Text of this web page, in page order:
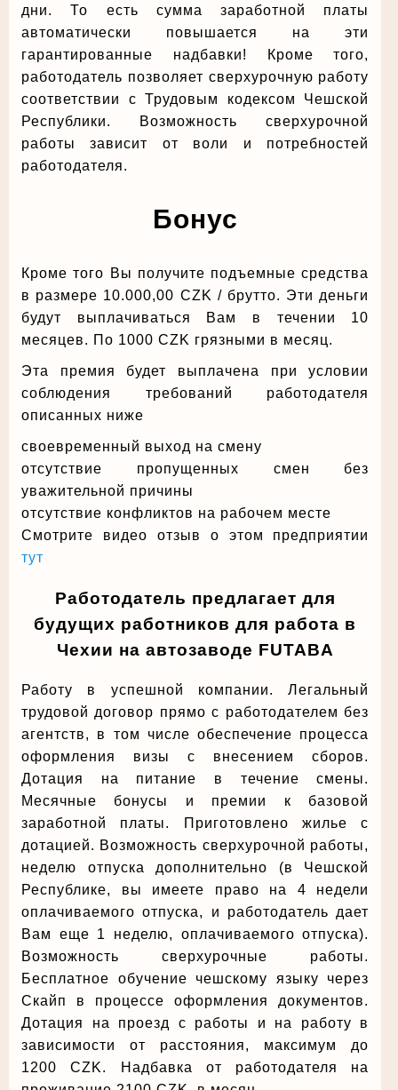
дни. То есть сумма заработной платы
автоматически повышается на эти
гарантированные надбавки! Кроме того,
работодатель позволяет сверхурочную работу
соответствии с Трудовым кодексом Чешской
Республики. Возможность сверхурочной
работы зависит от воли и потребностей
работодателя.
Бонус
Кроме того Вы получите подъемные средства
в размере 10.000,00 CZK / брутто. Эти деньги
будут выплачиваться Вам в течении 10
месяцев. По 1000 CZK грязными в месяц.
Эта премия будет выплачена при условии
соблюдения требований работодателя
описанных ниже
своевременный выход на смену
отсутствие пропущенных смен без
уважительной причины
отсутствие конфликтов на рабочем месте
Смотрите видео отзыв о этом предприятии
тут
Работодатель предлагает для
будущих работников для работа в
Чехии на автозаводе FUTABA
Работу в успешной компании. Легальный
трудовой договор прямо с работодателем без
агентств, в том числе обеспечение процесса
оформления визы с внесением сборов.
Дотация на питание в течение смены.
Месячные бонусы и премии к базовой
заработной платы. Приготовлено жилье с
дотацией. Возможность сверхурочной работы,
неделю отпуска дополнительно (в Чешской
Республике, вы имеете право на 4 недели
оплачиваемого отпуска, и работодатель дает
Вам еще 1 неделю, оплачиваемого отпуска).
Возможность сверхурочные работы.
Бесплатное обучение чешскому языку через
Скайп в процессе оформления документов.
Дотация на проезд с работы и на работу в
зависимости от расстояния, максимум до
1200 CZK. Надбавка от работодателя на